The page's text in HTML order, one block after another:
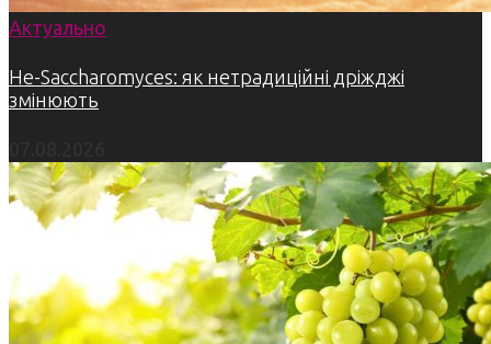
Актуально
Не-Saccharomyces: як нетрадиційні дріжджі
змінюють